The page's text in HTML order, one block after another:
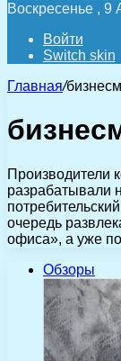
Воскресенье , 9
Войти
Switch skin
Главная/
Производители
разрабатывали
очередь
офиса», а уже
Обзоры